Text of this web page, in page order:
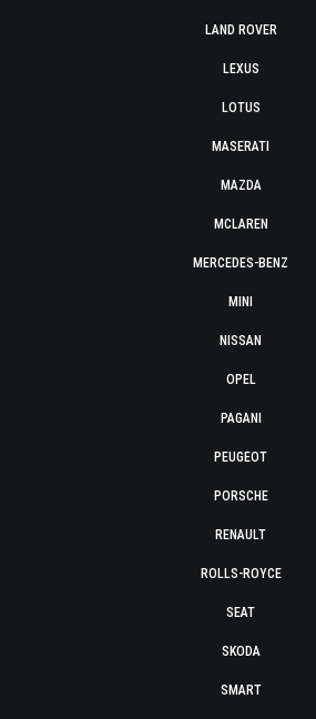
LAND ROVER
LEXUS
LOTUS
MASERATI
MAZDA
MCLAREN
MERCEDES-BENZ
MINI
NISSAN
OPEL
PAGANI
PEUGEOT
PORSCHE
RENAULT
ROLLS-ROYCE
SEAT
SKODA
SMART